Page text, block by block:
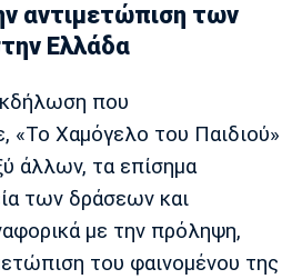
αντιμετώπιση των
Ελλάδα
που
«Το Χαμόγελο του Παιδιού»
άλλων, τα επίσημα
των δράσεων και
με την πρόληψη,
του φαινομένου της